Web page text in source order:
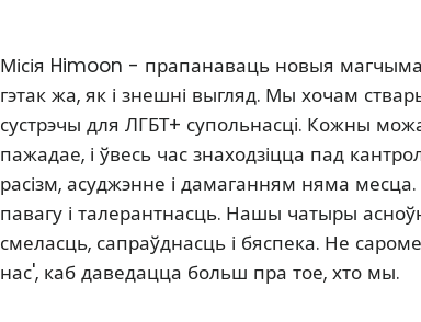
Місія Himoon - прапанаваць новыя
гэтак жа, як і знешні выгляд. Мы хочам
сустрэчы для ЛГБТ+ супольнасці. Кожны
пажадае, і ўвесь час знаходзіцца пад
расізм, асуджэнне і дамаганням няма
павагу і талерантнасць. Нашы чатыры
смеласць, сапраўднасць і бяспека. Не
нас', каб даведацца больш пра тое, хто мы.